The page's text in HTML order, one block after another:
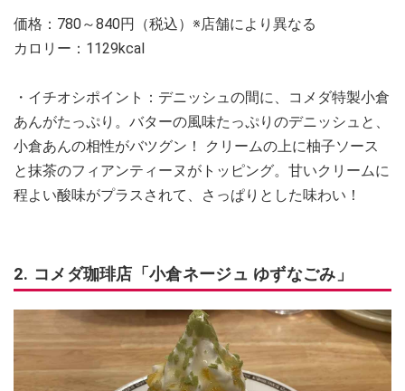
価格：780～840円（税込）※店舗により異なる
カロリー：1129kcal
・イチオシポイント：デニッシュの間に、コメダ特製小倉
あんがたっぷり。バターの風味たっぷりのデニッシュと、
小倉あんの相性がバツグン！ クリームの上に柚子ソース
と抹茶のフィアンティーヌがトッピング。甘いクリームに
程よい酸味がプラスされて、さっぱりとした味わい！
2. コメダ珈琲店「小倉ネージュ ゆずなごみ」